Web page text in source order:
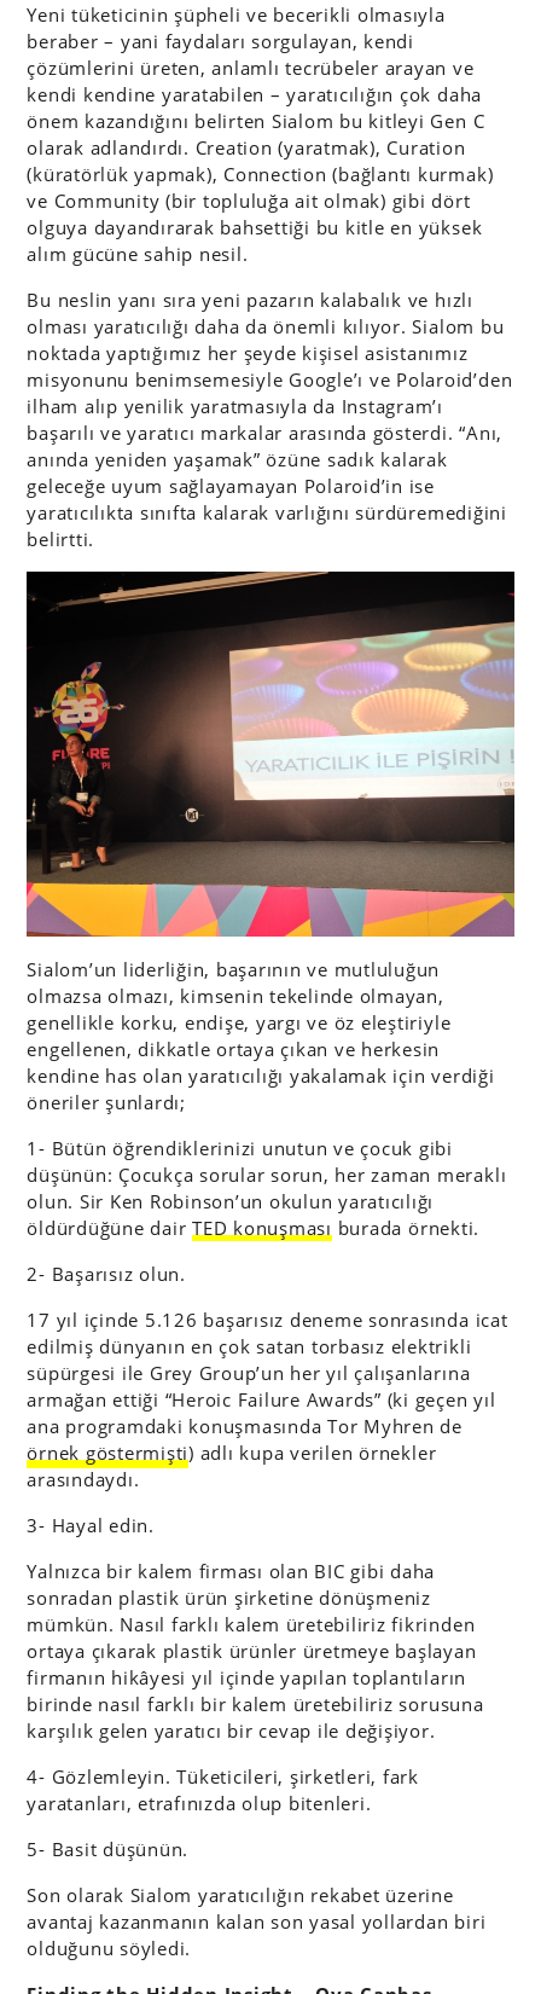
Yeni tüketicinin şüpheli ve becerikli olmasıyla
beraber – yani faydaları sorgulayan, kendi
çözümlerini üreten, anlamlı tecrübeler arayan ve
kendi kendine yaratabilen – yaratıcılığın çok daha
önem kazandığını belirten Sialom bu kitleyi Gen C
olarak adlandırdı. Creation (yaratmak), Curation
(küratörlük yapmak), Connection (bağlantı kurmak)
ve Community (bir topluluğa ait olmak) gibi dört
olguya dayandırarak bahsettiği bu kitle en yüksek
alım gücüne sahip nesil.
Bu neslin yanı sıra yeni pazarın kalabalık ve hızlı
olması yaratıcılığı daha da önemli kılıyor. Sialom bu
noktada yaptığımız her şeyde kişisel asistanımız
misyonunu benimsemesiyle Google’ı ve Polaroid’den
ilham alıp yenilik yaratmasıyla da Instagram’ı
başarılı ve yaratıcı markalar arasında gösterdi. “Anı,
anında yeniden yaşamak” özüne sadık kalarak
geleceğe uyum sağlayamayan Polaroid’in ise
yaratıcılıkta sınıfta kalarak varlığını sürdüremediğini
belirtti.
Sialom’un liderliğin, başarının ve mutluluğun
olmazsa olmazı, kimsenin tekelinde olmayan,
genellikle korku, endişe, yargı ve öz eleştiriyle
engellenen, dikkatle ortaya çıkan ve herkesin
kendine has olan yaratıcılığı yakalamak için verdiği
öneriler şunlardı;
1- Bütün öğrendiklerinizi unutun ve çocuk gibi
düşünün: Çocukça sorular sorun, her zaman meraklı
olun. Sir Ken Robinson’un okulun yaratıcılığı
öldürdüğüne dairTED konuşması burada örnekti.
2- Başarısız olun.
17 yıl içinde 5.126 başarısız deneme sonrasında icat
edilmiş dünyanın en çok satan torbasız elektrikli
süpürgesi ile Grey Group’un her yıl çalışanlarına
armağan ettiği “Heroic Failure Awards” (ki geçen yıl
ana programdaki konuşmasında Tor Myhren de
örnek göstermişti) adlı kupa verilen örnekler
arasındaydı.
3- Hayal edin.
Yalnızca bir kalem firması olan BIC gibi daha
sonradan plastik ürün şirketine dönüşmeniz
mümkün. Nasıl farklı kalem üretebiliriz fikrinden
ortaya çıkarak plastik ürünler üretmeye başlayan
firmanın hikâyesi yıl içinde yapılan toplantıların
birinde nasıl farklı bir kalem üretebiliriz sorusuna
karşılık gelen yaratıcı bir cevap ile değişiyor.
4- Gözlemleyin. Tüketicileri, şirketleri, fark
yaratanları, etrafınızda olup bitenleri.
5- Basit düşünün.
Son olarak Sialom yaratıcılığın rekabet üzerine
avantaj kazanmanın kalan son yasal yollardan biri
olduğunu söyledi.